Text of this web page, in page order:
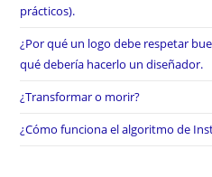
prácticos).
¿Por qué un logo debe respetar
qué debería hacerlo un diseñador.
¿Transformar o morir?
¿Cómo funciona el algoritmo de